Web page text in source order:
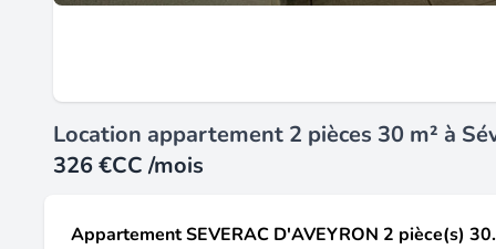
Location appartement 2 pièces 30 m² à
326 €CC /mois
Appartement SEVERAC D'AVEYRON 2 pièce(s)